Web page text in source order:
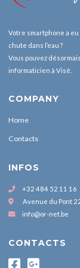
Votre smartphone a eu
chute dans l’eau ?
Vous pouvez
informaticien à Visé.
COMPANY
Home
Contacts
INFOS
+32 484 52 11 16
Avenue du Pont
info@or-net.be
CONTACTS